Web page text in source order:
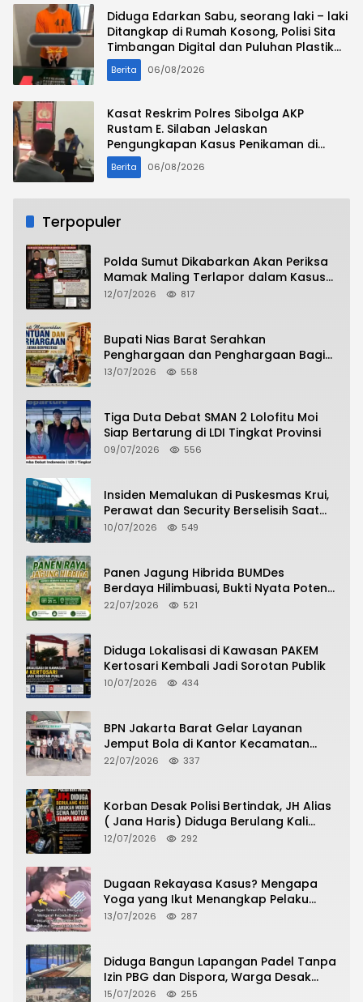
Diduga Edarkan Sabu, seorang laki – laki
Ditangkap di Rumah Kosong, Polisi Sita
Timbangan Digital dan Puluhan Plastik
Klip
Berita 06/08/2026
Kasat Reskrim Polres Sibolga AKP
Rustam E. Silaban Jelaskan
Pengungkapan Kasus Penikaman di
Jalan Mesjid
Berita 06/08/2026
Terpopuler
Polda Sumut Dikabarkan Akan Periksa
Mamak Maling Terlapor dalam Kasus
Dugaan Penipuan Bermodus Surat
12/07/2026 817
Bupati Nias Barat Serahkan
Penghargaan dan Penghargaan Bagi
Siswa Berprestasi Pada Pembukaan TA
13/07/2026 558
Tiga Duta Debat SMAN 2 Lolofitu Moi
Siap Bertarung di LDI Tingkat Provinsi
09/07/2026 556
Insiden Memalukan di Puskesmas Krui,
Perawat dan Security Berselisih Saat
Pelayanan Pasien Berlangsung
10/07/2026 549
Panen Jagung Hibrida BUMDes
Berdaya Hilimbuasi, Bukti Nyata Potensi
Pertanian Desa
22/07/2026 521
Diduga Lokalisasi di Kawasan PAKEM
Kertosari Kembali Jadi Sorotan Publik
10/07/2026 434
BPN Jakarta Barat Gelar Layanan
Jemput Bola di Kantor Kecamatan
Grogol Petamburan, Warga Antusias
22/07/2026 337
Korban Desak Polisi Bertindak, JH Alias
( Jana Haris) Diduga Berulang Kali
Lakukan Modus Sewa Motor Tanpa
12/07/2026 292
Dugaan Rekayasa Kasus? Mengapa
Yoga yang Ikut Menangkap Pelaku
Pencurian Toko Ponsel di Pancur Batu
13/07/2026 287
Diduga Bangun Lapangan Padel Tanpa
Izin PBG dan Dispora, Warga Desak
CKTRP dan Dispora Jakarta Barat
15/07/2026 255